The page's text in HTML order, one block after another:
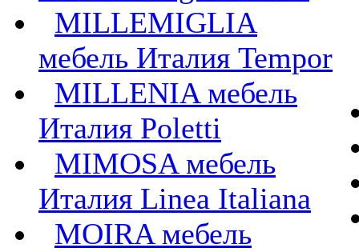
MILLEMIGLIA
мебель Италия Tempor
MILLENIA мебель
Италия Poletti
MIMOSA мебель
Италия Linea Italiana
MOIRA мебель